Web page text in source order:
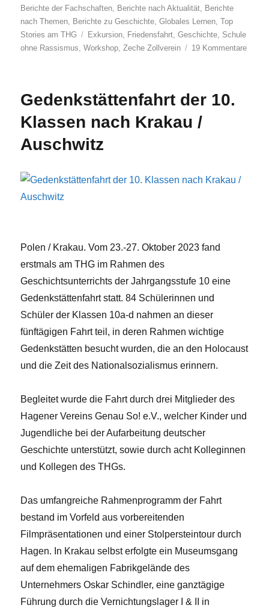
am
Berichte der Fachschaften, Berichte nach Aktualität, Berichte
nach Themen, Berichte zu Geschichte,Globales Lernen,Top
Stories am THG
Schlagwörter
Exkursion, Friedensfahrt,Geschichte, Schule
ohne Rassismus,Workshop,Zeche Zollverein 19 Kommentarezu
Gedenkstättenfahrt der 10.
Klassen nach Krakau /
Auschwitz
Polen / Krakau. Vom 23.-27. Oktober 2023 fand
erstmals am THG im Rahmen des
Geschichtsunterrichts der Jahrgangsstufe 10 eine
Gedenkstättenfahrt statt. 84 Schülerinnen und
Schüler der Klassen 10a-d nahmen an dieser
fünftägigen Fahrt teil, in deren Rahmen wichtige
Gedenkstätten besucht wurden, die an den Holocaust
und die Zeit des Nationalsozialismus erinnern.
Begleitet wurde die Fahrt durch drei Mitglieder des
Hagener Vereins Genau So! e.V., welcher Kinder und
Jugendliche bei der Aufarbeitung deutscher
Geschichte unterstützt, sowie durch acht Kolleginnen
und Kollegen des THGs.
Das umfangreiche Rahmenprogramm der Fahrt
bestand im Vorfeld aus vorbereitenden
Filmpräsentationen und einer Stolpersteintour durch
Hagen. In Krakau selbst erfolgte ein Museumsgang
auf dem ehemaligen Fabrikgelände des
Unternehmers Oskar Schindler, eine ganztägige
Führung durch die Vernichtungslager I & II in